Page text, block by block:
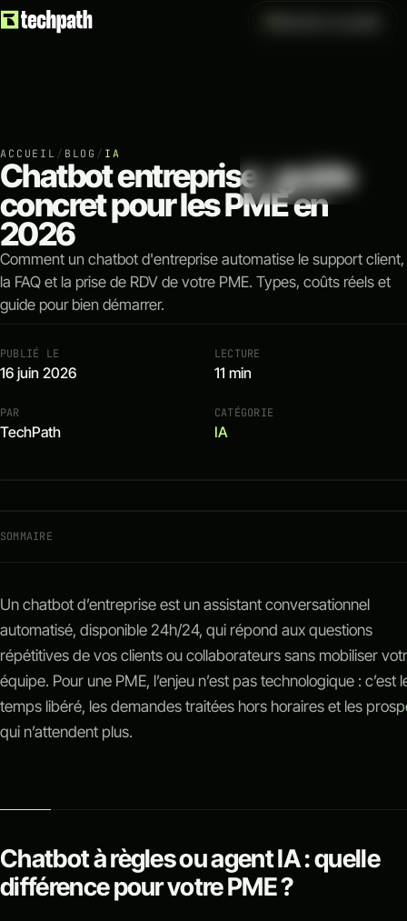
Acquisition
Référencement payant
ACCUEIL / BLOG / IA
Chatbot entreprise : guide
concret pour les PME en
2026
Comment un chatbot d'entreprise automatise le support client,
la FAQ et la prise de RDV de votre PME. Types, coûts réels et
guide pour bien démarrer.
PUBLIÉ LE
16 juin 2026
LECTURE
11 min
PAR
TechPath
CATÉGORIE
IA
SOMMAIRE
Un chatbot d’entreprise est un assistant conversationnel
automatisé, disponible 24h/24, qui répond aux questions
répétitives de vos clients ou collaborateurs sans mobiliser
équipe. Pour une PME, l’enjeu n’est pas technologique : c’est
temps libéré, les demandes traitées hors horaires et les
qui n’attendent plus.
Chatbot à règles ou agent IA : quelle
différence pour votre PME ?